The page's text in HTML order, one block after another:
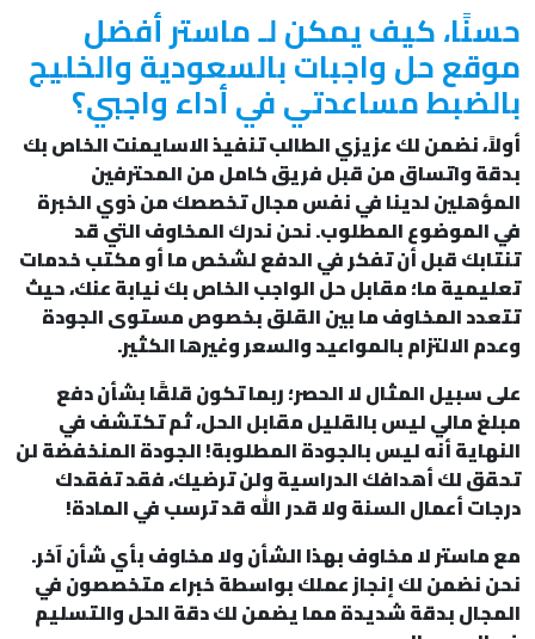
حسنًا، كيف يمكن لـ ماستر أفضل
موقع حل واجبات بالسعودية والخليج
بالضبط مساعدتي في أداء واجبي؟
أولاً، نضمن لك عزيزي الطالب تنفيذ الاسايمنت الخاص بك
بدقة واتساق من قبل فريق كامل من المحترفين
المؤهلين لدينا في نفس مجال تخصصك من ذوي الخبرة
في الموضوع المطلوب. نحن ندرك المخاوف التي قد
تنتابك قبل أن تفكر في الدفع لشخص ما أو مكتب خدمات
تعليمية ما؛ مقابل حل الواجب الخاص بك نيابة عنك، حيث
تتعدد المخاوف ما بين القلق بخصوص مستوى الجودة
وعدم الالتزام بالمواعيد والسعر وغيرها الكثير.
على سبيل المثال لا الحصر؛ ربما تكون قلقًا بشأن دفع
مبلغ مالي ليس بالقليل مقابل الحل، ثم تكتشف في
النهاية أنه ليس بالجودة المطلوبة! الجودة المنخفضة لن
تحقق لك أهدافك الدراسية ولن ترضيك، فقد تفقدك
درجات أعمال السنة ولا قدر الله قد ترسب في المادة!
مع ماستر لا مخاوف بهذا الشأن ولا مخاوف بأي شأن آخر.
نحن نضمن لك إنجاز عملك بواسطة خبراء متخصصون في
المجال بدقة شديدة مما يضمن لك دقة الحل والتسليم